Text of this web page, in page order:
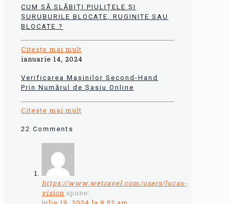
CUM SĂ SLĂBIȚI PIULIȚELE ȘI
ȘURUBURILE BLOCATE, RUGINITE SAU
BLOCATE ?
Citeste mai mult
ianuarie 14, 2024
Verificarea Mașinilor Second-Hand
Prin Numărul de Șasiu Online
Citeste mai mult
22 Comments
https://www.wetravel.com/users/lucas-
vision spune: